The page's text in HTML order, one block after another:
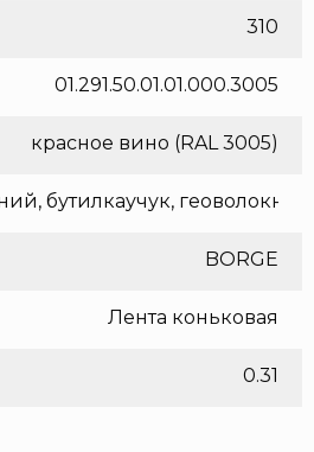
310
01.291.50.01.01.000.3005
красное вино (RAL 3005)
бутилкаучук, геоволокно
BORGE
Лента коньковая
0.31